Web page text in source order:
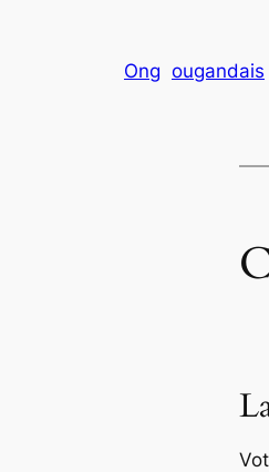
Ong ougandais